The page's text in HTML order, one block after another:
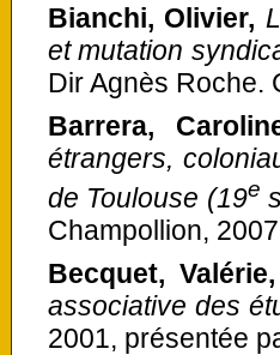
Bianchi, Olivier,
et mutation
Dir Agnès Roche.
Barrera,
étrangers,
de Toulouse (19e
Champollion,
Becquet, Valérie,
associative des
2001, présentée